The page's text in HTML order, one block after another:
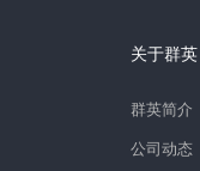
关于群英
群英简介
公司动态